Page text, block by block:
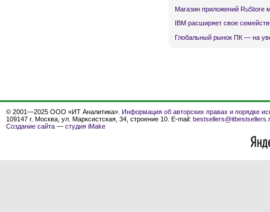
Магазин приложений RuStore
IBM расширяет свое
Глобальный рынок ПК — на
© 2001—2025 ООО «ИТ Аналитика». Информация об авторских правах и порядке
109147 г. Москва, ул. Марксистская, 34, строение 10. E-mail:
Создание сайта — студия iMake